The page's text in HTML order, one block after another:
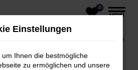
0
MENÜ
Ford Puma für Frankfurt am Main Top
Einstellungen
Ihnen die bestmögliche
zu ermöglichen und unsere